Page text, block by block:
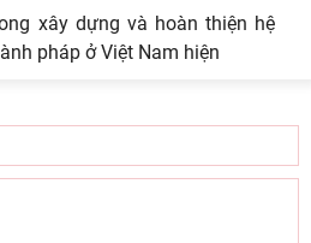
xây dựng và hoàn thiện hệ
pháp ở Việt Nam hiện
tiên và văn hóa gia tộc: khảo
phát triển Việt Nam trong kỷ